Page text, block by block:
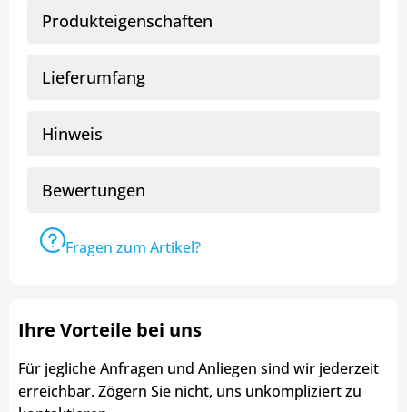
Produkteigenschaften
Lieferumfang
Hinweis
Bewertungen
Fragen zum Artikel?
Ihre Vorteile bei uns
Für jegliche Anfragen und Anliegen sind wir jederzeit
erreichbar. Zögern Sie nicht, uns unkompliziert zu